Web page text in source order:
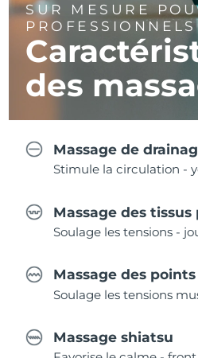
SUR MESURE
PROFESSIONNELS
des
Massage de
Stimule la circulation -
Massage des tissus
Soulage les tensions -
Massage des
Soulage les tensions
Massage shiatsu